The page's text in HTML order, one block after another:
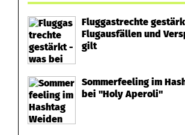
Fluggastrechte
Flugausfällen und
gilt
Sommerfeeling im
bei "Holy Aperoli"